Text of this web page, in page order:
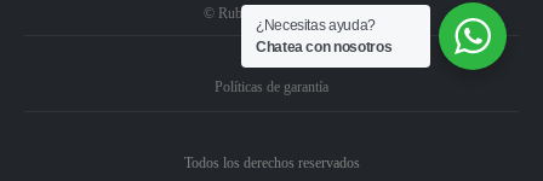
© Rubiwebs.com 2026.
Políticas de garantía
Todos los derechos reservados
¿Necesitas ayuda?
Chatea con nosotros